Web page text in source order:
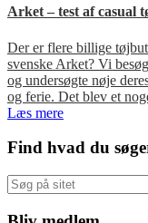
Arket – test af casual
Der er flere billige
svenske Arket? Vi
og undersøgte nøje
og ferie. Det blev et
Læs mere
Primær
Sidebar
Find hvad du
Søg
på
sitet